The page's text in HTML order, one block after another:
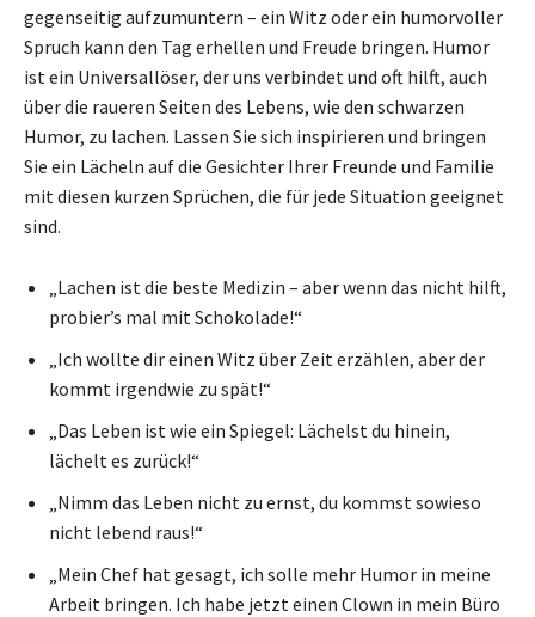
gegenseitig aufzumuntern – ein Witz oder ein humorvoller
Spruch kann den Tag erhellen und Freude bringen. Humor
ist ein Universallöser, der uns verbindet und oft hilft, auch
über die raueren Seiten des Lebens, wie den schwarzen
Humor, zu lachen. Lassen Sie sich inspirieren und bringen
Sie ein Lächeln auf die Gesichter Ihrer Freunde und Familie
mit diesen kurzen Sprüchen, die für jede Situation geeignet
sind.
„Lachen ist die beste Medizin – aber wenn das nicht hilft,
probier’s mal mit Schokolade!“
„Ich wollte dir einen Witz über Zeit erzählen, aber der
kommt irgendwie zu spät!“
„Das Leben ist wie ein Spiegel: Lächelst du hinein,
lächelt es zurück!“
„Nimm das Leben nicht zu ernst, du kommst sowieso
nicht lebend raus!“
„Mein Chef hat gesagt, ich solle mehr Humor in meine
Arbeit bringen. Ich habe jetzt einen Clown in mein Büro